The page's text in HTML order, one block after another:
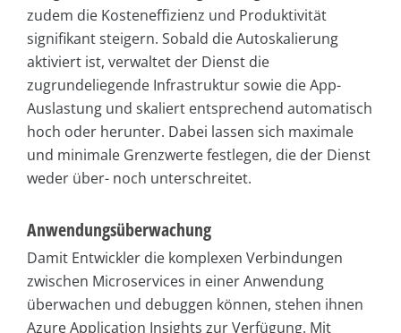
zudem die Kosteneffizienz und Produktivität
signifikant steigern. Sobald die Autoskalierung
aktiviert ist, verwaltet der Dienst die
zugrundeliegende Infrastruktur sowie die App-
Auslastung und skaliert entsprechend automatisch
hoch oder herunter. Dabei lassen sich maximale
und minimale Grenzwerte festlegen, die der Dienst
weder über- noch unterschreitet.
Anwendungsüberwachung
Damit Entwickler die komplexen Verbindungen
zwischen Microservices in einer Anwendung
überwachen und debuggen können, stehen ihnen
Azure Application Insights zur Verfügung. Mit